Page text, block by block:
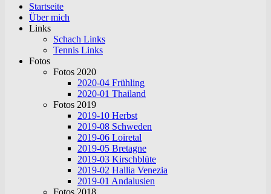
Startseite
Über mich
Links
Schach Links
Tennis Links
Fotos
Fotos 2020
2020-04 Frühling
2020-01 Thailand
Fotos 2019
2019-10 Herbst
2019-08 Schweden
2019-06 Loiretal
2019-05 Bretagne
2019-03 Kirschblüte
2019-02 Hallia Venezia
2019-01 Andalusien
Fotos 2018